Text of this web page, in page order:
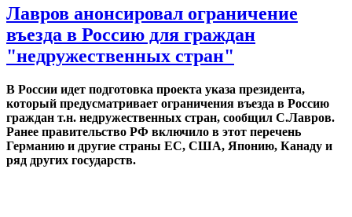
Лавров анонсировал ограничение
въезда в Россию для граждан
"недружественных стран"
В России идет подготовка проекта указа президента,
который предусматривает ограничения въезда в Россию
граждан т.н. недружественных стран, сообщил С.Лавров.
Ранее правительство РФ включило в этот перечень
Германию и другие страны ЕС, США, Японию, Канаду и
ряд других государств.